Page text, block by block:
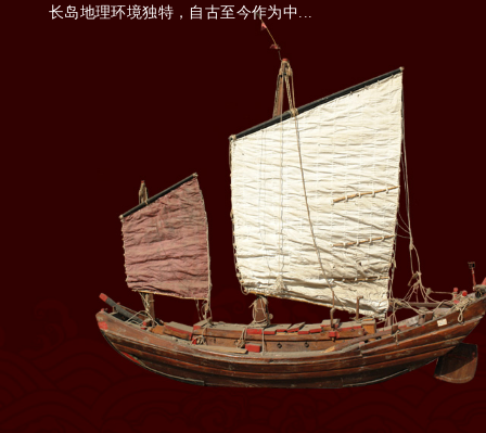
长岛地理环境独特，自古至今作为中...